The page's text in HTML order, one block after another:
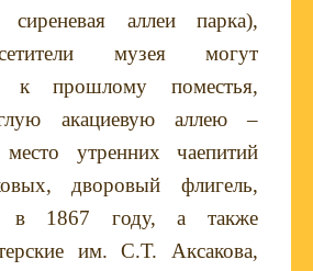
сиреневая аллеи парка),
музея могут
к прошлому поместья,
акациевую аллею –
место утренних чаепитий
дворовый флигель,
в 1867 году, а также
им. С.Т. Аксакова,